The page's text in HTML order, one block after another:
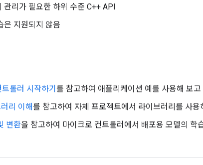
관리가 필요한 하위 수준 C++ API
은 지원되지 않음
롤러 시작하기 를 참고하여 애플리케이션 예를 사용해 보
리 이해를 참고하여 자체 프로젝트에서 라이브러리를 사용
변환을 참고하여 마이크로 컨트롤러에서 배포용 모델의 학